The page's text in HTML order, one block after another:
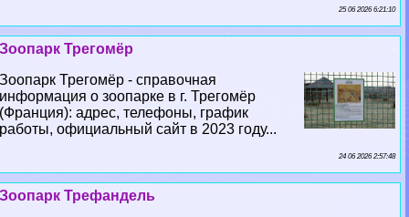
25 06 2026 6:21:10
Зоопарк Трегомёр
Зоопарк Трегомёр - справочная
информация о зоопарке в г. Трегомёр
(Франция): адрес, телефоны, график
работы, официальный сайт в 2023 году...
24 06 2026 2:57:48
Зоопарк Трефандель